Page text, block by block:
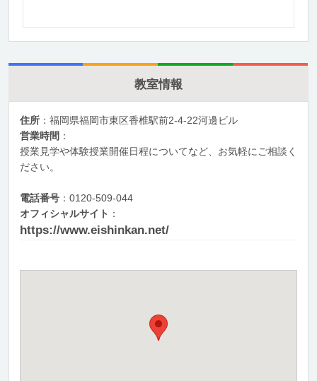
教室情報
住所 ：福岡県福岡市東区香椎駅前2-4-22河邊ビル
営業時間 ：
授業見学や体験授業開催日程についてなど、お気軽にご相談く
ださい。
電話番号 ：0120-509-044
オフィシャルサイト ：
https://www.eishinkan.net/